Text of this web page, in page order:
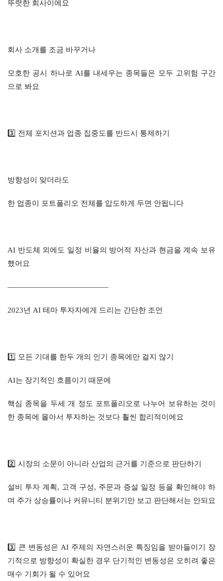
뚜렷한 회사이에요
회사 소개를 조금 바꾸거나
모호한 공시 하나로 AI를 내세우는 종목들은 모두 고위험 구간
으로 봐요
3️⃣ 전체 포지션과 업종 집중도를 반드시 통제하기
방향성이 맞더라도
한 업종이 포트폴리오 전체를 압도하게 두면 안됩니다
AI 반도체 외에도 일정 비율의 방어적 자산과 현금을 계속 보유
했어요
—————————————–
2023년 AI 테마 투자자에게 드리는 간단한 조언
1️⃣ 모든 기대를 한두 개의 인기 종목에만 걸지 않기
AI는 장기적인 흐름이기 때문에
핵심 종목을 두세 개 정도 포트폴리오로 나누어 보유하는 것이
한 종목에 몰아서 투자하는 것보다 훨씬 합리적이에요
2️⃣ 시장의 소문이 아니라 산업의 근거를 기준으로 판단하기
설비 투자 계획, 고객 구성, 주문과 증설 일정 등을 확인해야 하
며 주가 상승률이나 커뮤니티 분위기만 보고 판단해서는 안되요
3️⃣ 큰 변동성은 AI 주제의 자연스러운 특징임을 받아들이기 장
기적으로 방향성이 확실한 경우 단기적인 변동성은 오히려 좋은
매수 기회가 될 수 있어요